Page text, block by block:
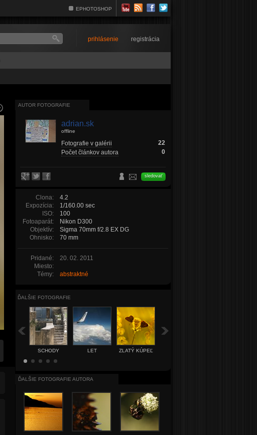
EPHOTOSHOP
prihlásenie registrácia
AUTOR FOTOGRAFIE
adrian.sk
offline
Fotografie v galérii
22
Počet článkov autora
0
sledovať
Clona:
4.2
Expozícia:
1/160.00 sec
ISO:
100
Fotoaparát:
Nikon D300
Objektív:
Sigma 70mm f/2.8 EX DG
Ohnisko:
70 mm
Pridané:
20. 02. 2011
Miesto:
Témy:
abstraktné
ĎALŠIE FOTOGRAFIE
SCHODY
LET ZLATÝ KÚPEĽ
ĎALŠIE FOTOGRAFIE AUTORA